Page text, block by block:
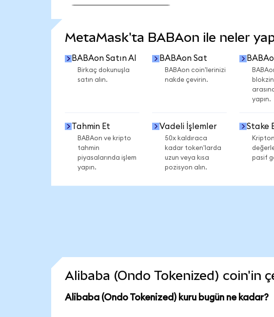
MetaMask'ta BABAon ile neler
BABAon Satın Al
Birkaç dokunuşla
satın alın.
BABAon Sat
BABAon coin'lerinizi
nakde çevirin.
yapın.
Tahmin Et
BABAon ve kripto
tahmin
piyasalarında işlem
yapın.
Vadeli İşlemler
50x kaldıraca
kadar token'larda
uzun veya kısa
pozisyon alın.
Stake
pasif
Alibaba (Ondo Tokenized) coin'in
Alibaba (Ondo Tokenized) kuru bugün ne kadar?